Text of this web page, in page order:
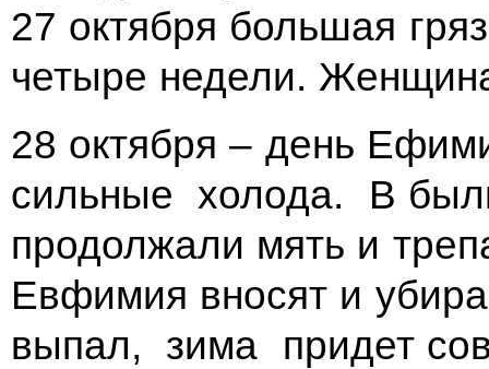
27 октября большая
четыре недели.
28 октября – день
сильные холода. В
продолжали мять и
Евфимия вносят и
выпал, зима придет